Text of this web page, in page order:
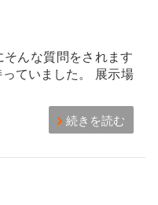
んな質問をされます
ていました。 展示場
続きを読む